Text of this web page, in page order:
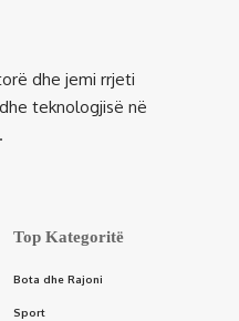
dhe jemi rrjeti
teknologjisë në
Top Kategoritë
Bota dhe Rajoni
Sport